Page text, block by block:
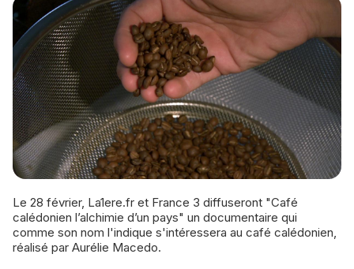
Le 28 février, La1ere.fr et France 3 diffuseront "Café
calédonien l’alchimie d’un pays" un documentaire qui
comme son nom l'indique s'intéressera au café calédonien,
réalisé par Aurélie Macedo.